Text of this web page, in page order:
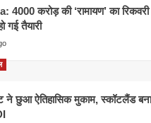
करोड़ की ‘रामायण’ का रिकवरी
गई तैयारी
छुआ ऐतिहासिक मुकाम, स्कॉटलैंड